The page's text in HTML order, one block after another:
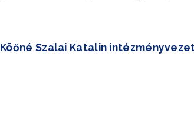
Köőné Szalai Katalin